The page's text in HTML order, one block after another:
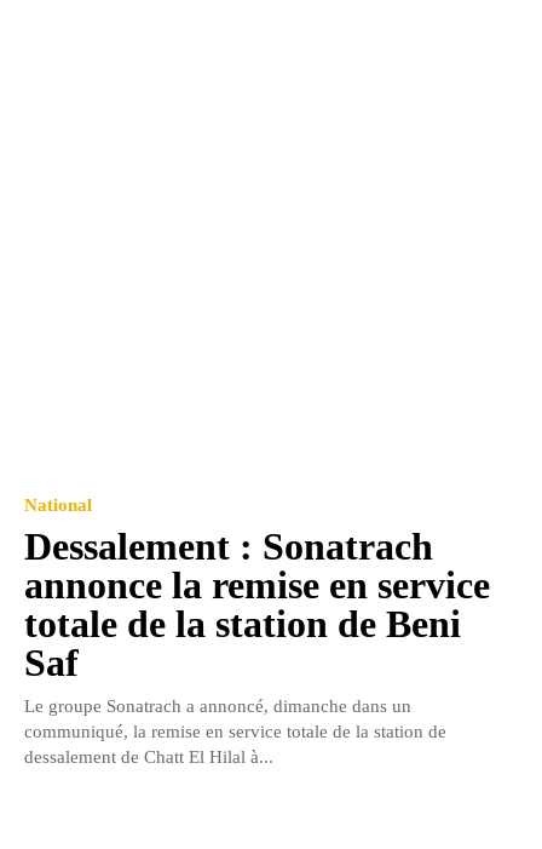
National
Dessalement : Sonatrach
annonce la remise en service
totale de la station de Beni
Saf
Le groupe Sonatrach a annoncé, dimanche dans un
communiqué, la remise en service totale de la station de
dessalement de Chatt El Hilal à...